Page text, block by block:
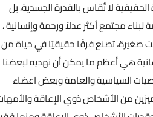
لا تُقاس بالقدرة الجسدية، بل
مجتمع أكثر عدلاً ورحمة وإنسانية ،
صغيرة، تصنع فرقًا حقيقيًا في حياة من
هي أعظم ما يمكن أن نهديه لبعضنا
السياسية والعامة وبعض اعضاء
من الأشخاص ذوي الإعاقة